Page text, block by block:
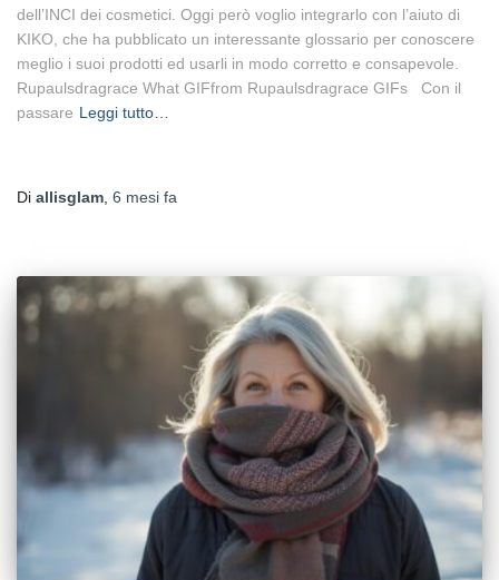
dell’INCI dei cosmetici. Oggi però voglio integrarlo con l’aiuto di
KIKO, che ha pubblicato un interessante glossario per conoscere
meglio i suoi prodotti ed usarli in modo corretto e consapevole.
Rupaulsdragrace What GIFfrom Rupaulsdragrace GIFs Con il
passare Leggi tutto…
Di allisglam 6 mesi fa